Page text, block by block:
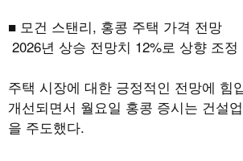
■ 모건 스탠리, 홍콩 주택 가격 전망
2026년 상승 전망치 12%로 상향 조정
주택 시장에 대한 긍정적인 전망에 힘
개선되면서 월요일 홍콩 증시는 건설
을 주도했다.